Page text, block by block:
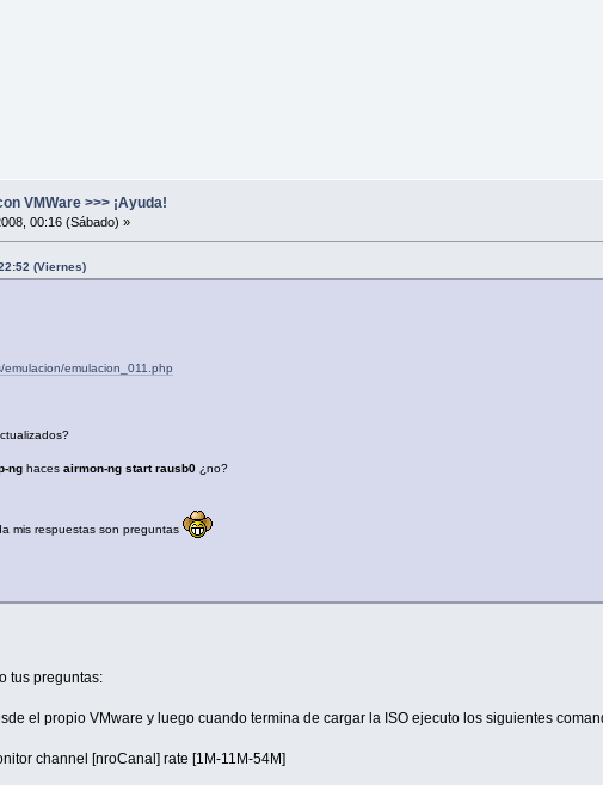
VMWare >>> ¡Ayuda!
00:16 (Sábado) »
(Viernes)
emulacion/emulacion_011.php
ng hacesairmon-ng start rausb0 ¿no?
mis respuestas son preguntas
tus preguntas:
el propio VMware y luego cuando termina de cargar la ISO ejecuto los siguientes
channel [nroCanal] rate [1M-11M-54M]